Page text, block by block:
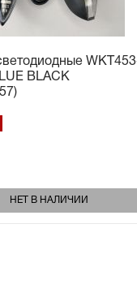
BLACK
НЕТ В НАЛИЧИИ